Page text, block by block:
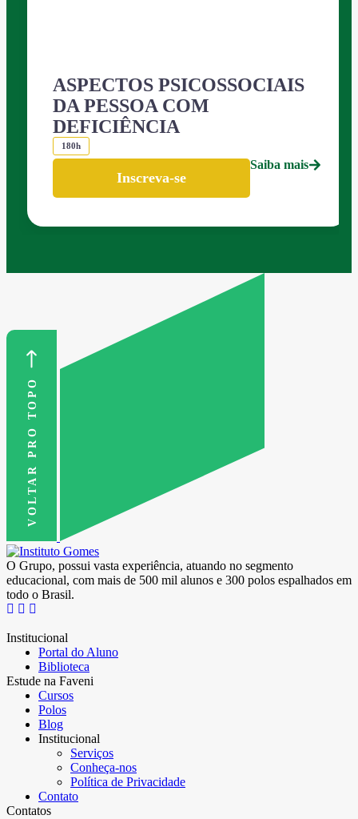
ASPECTOS PSICOSSOCIAIS
DA PESSOA COM
DEFICIÊNCIA
180h
Inscreva-se
Saiba mais
VOLTAR PRO TOPO
O Grupo, possui vasta experiência, atuando no segmento
educacional, com mais de 500 mil alunos e 300 polos espalhados em
todo o Brasil.
Institucional
Portal do Aluno
Biblioteca
Estude na Faveni
Cursos
Polos
Blog
Institucional
Serviços
Conheça-nos
Política de Privacidade
Contato
Contatos